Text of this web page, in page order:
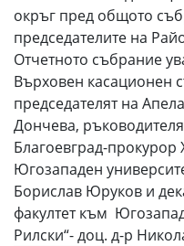
окръг пред общото
председателите на
Отчетното събрание
Върховен касационен
председателят на
Дончева,
Благоевград-прокурор
Югозападен
Борислав Юруков и
факултет към
Рилски“- доц. д-р